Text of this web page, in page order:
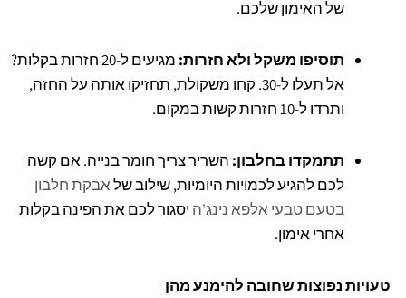
של האימון שלכם.
תוסיפו משקל ולא חזרות:
מגיעים ל-20 חזרות בקלות?
אל תעלו ל-30. קחו משקולת, תחזיקו אותה על החזה,
ותרדו ל-10 חזרות קשות במקום.
תתמקדו בחלבון: השריר צריך חומר בנייה. אם קשה
לכם להגיע לכמויות היומיות, שילוב שלאבקת חלבון
בטעם טבעי אלפא נינג'ה יסגור לכם את הפינה בקלות
אחרי אימון.
טעויות נפוצות שחובה להימנע מהן